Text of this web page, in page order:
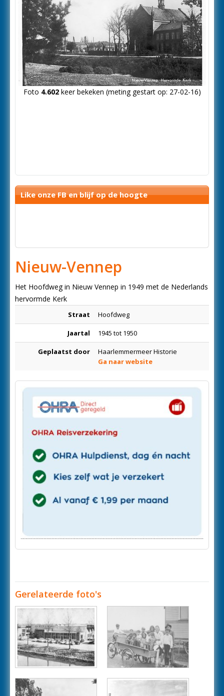
Foto 4.602keer bekeken (meting gestart op: 27-02-16)
Like onze FB en blijf op de hoogte
Nieuw-Vennep
Het Hoofdweg in Nieuw Vennep in 1949 met de Nederlands
hervormde Kerk
Straat Hoofdweg
Jaartal 1945 tot 1950
Geplaatst door
Haarlemmermeer Historie
Ga naar website
Gerelateerde foto's